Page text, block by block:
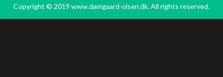
Copyright © 2019 www.damgaard-olsen.dk. All rights reserved.